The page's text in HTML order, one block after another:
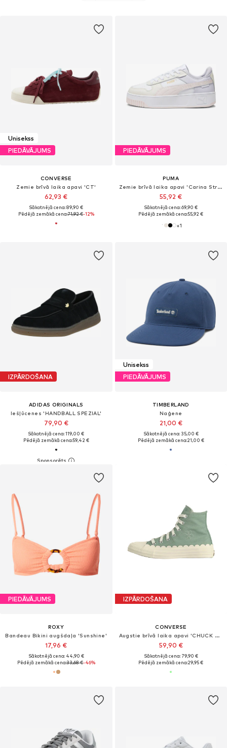
Unisekss
PIEDĀVĀJUMS
CONVERSE
Zemie brīvā laika apavi 'CT'
62,93 €
Sākotnējā cena: 89,90 €
Pēdējā zemākā cena:71,92 €-12%
PIEDĀVĀJUMS
PUMA
Zemie brīvā laika apavi 'Carina Street'
55,92 €
Sākotnējā cena: 69,90 €
Pēdējā zemākā cena:55,92 €
+1
IZPĀRDOŠANA
ADIDAS ORIGINALS
Iešļūcenes 'HANDBALL SPEZIAL'
79,90 €
Sākotnējā cena: 119,00 €
Pēdējā zemākā cena:59,42 €
Unisekss
PIEDĀVĀJUMS
TIMBERLAND
Naģene
21,00 €
Sākotnējā cena: 35,00 €
Pēdējā zemākā cena:21,00 €
PIEDĀVĀJUMS
ROXY
Bandeau Bikini augšdaļa 'Sunshine'
17,96 €
Sākotnējā cena: 44,90 €
Pēdējā zemākā cena:33,68 €-46%
IZPĀRDOŠANA
CONVERSE
Augstie brīvā laika apavi 'CHUCK TAYLOR ALL STAR'
59,90 €
Sākotnējā cena: 79,90 €
Pēdējā zemākā cena:29,95 €